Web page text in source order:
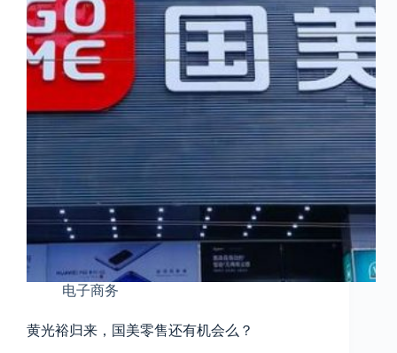
电子商务
黄光裕归来，国美零售还有机会么？